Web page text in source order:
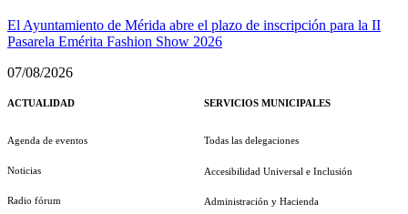
El Ayuntamiento de Mérida abre el plazo de inscripción para la II
Pasarela Emérita Fashion Show 2026
07/08/2026
ACTUALIDAD
Agenda de eventos
Noticias
Radio fórum
SERVICIOS MUNICIPALES
Todas las delegaciones
Accesibilidad Universal e Inclusión
Administración y Hacienda